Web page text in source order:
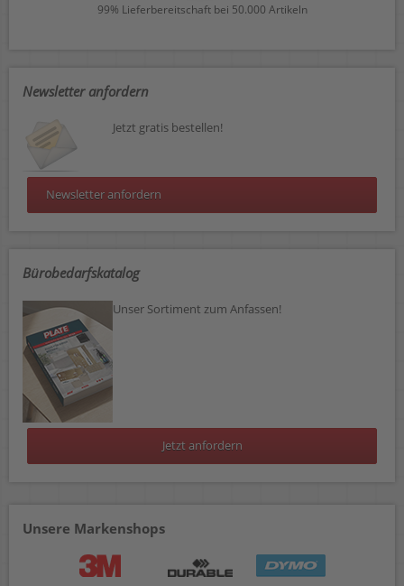
99% Lieferbereitschaft bei 50.000 Artikeln
Newsletter anfordern
Jetzt gratis bestellen!
Newsletter anfordern
Bürobedarfskatalog
Unser Sortiment zum Anfassen!
Jetzt anfordern
Unsere Markenshops